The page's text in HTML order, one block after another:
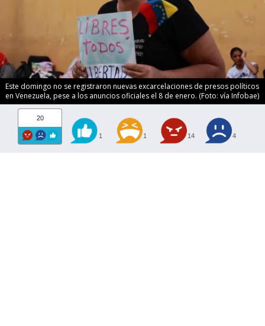
Este domingo no se registraron nuevas excarcelaciones de presos políticos
en Venezuela, pese a los anuncios oficiales el 8 de enero. (Foto: vía Infobae)
20
1 1 14 4